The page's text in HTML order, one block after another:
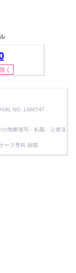
く
NO. L660147
無断複写・転載・公衆送
ース専科 就職